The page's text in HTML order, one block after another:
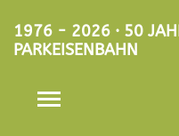
1976 - 2026 · 50
PARKEISENBAHN